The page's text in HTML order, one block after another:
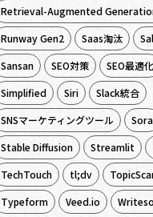
Retrieval-Augmented
Runway Gen2
Saas淘汰
Sansan
SEO対策 SEO最適化
Simplified
Siri
Slack統合
SNSマーケティングツール
Sora
Stable Diffusion
Streamlit
TechTouch
tl;dv
Typeform
Veed.io